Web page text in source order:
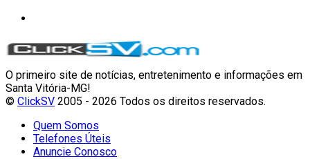
O primeiro site de notícias, entretenimento e informações em
Santa Vitória-MG!
© ClickSV 2005 - 2026 Todos os direitos reservados.
Quem Somos
Telefones Úteis
Anuncie Conosco